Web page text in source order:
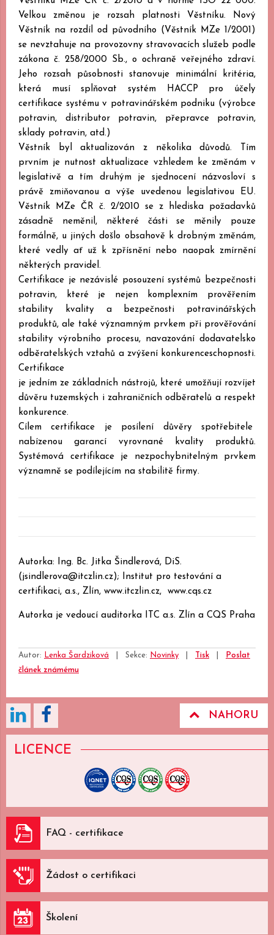
Velkou změnou je rozsah platnosti Věstníku. Nový
Věstník na rozdíl od původního (Věstník MZe 1/2001)
se nevztahuje na provozovny stravovacích služeb podle
zákona č. 258/2000 Sb., o ochraně veřejného zdraví.
Jeho rozsah působnosti stanovuje minimální kritéria,
která musí splňovat systém HACCP pro účely
certifikace systému v potravinářském podniku (výrobce
potravin, distributor potravin, přepravce potravin,
sklady potravin, atd.)
Věstník byl aktualizován z několika důvodů. Tím
prvním je nutnost aktualizace vzhledem ke změnám v
legislativě a tím druhým je sjednocení názvosloví s
právě zmiňovanou a výše uvedenou legislativou EU.
Věstník MZe ČR č. 2/2010 se z hlediska požadavků
zásadně neměnil, některé části se měnily pouze
formálně, u jiných došlo obsahově k drobným změnám,
které vedly ať už k zpřísnění nebo naopak zmírnění
některých pravidel.
Certifikace je nezávislé posouzení systémů bezpečnosti
potravin, které je nejen komplexním prověřením
stability kvality a bezpečnosti potravinářských
produktů, ale také významným prvkem při prověřování
stability výrobního procesu, navazování dodavatelsko
odběratelských vztahů a zvýšení konkurenceschopnosti.
Certifikace
je jedním ze základních nástrojů, které umožňují rozvíjet
důvěru tuzemských i zahraničních odběratelů a respekt
konkurence.
Cílem certifikace je posílení důvěry spotřebitele
nabízenou garancí vyrovnané kvality produktů.
Systémová certifikace je nezpochybnitelným prvkem
významně se podílejícím na stabilitě firmy.
Autorka: Ing. Bc. Jitka Šindlerová, DiS.
(jsindlerova@itczlin.cz); Institut pro testování a
certifikaci, a.s., Zlín, www.itczlin.cz, www.cqs.cz
Autorka je vedoucí auditorka ITC a.s. Zlín a CQS Praha
Autor: Lenka Šardziková Sekce: Novinky Tisk
Poslat
článek známému
NAHORU
LICENCE
FAQ - certifikace
Žádost o certifikaci
Školení